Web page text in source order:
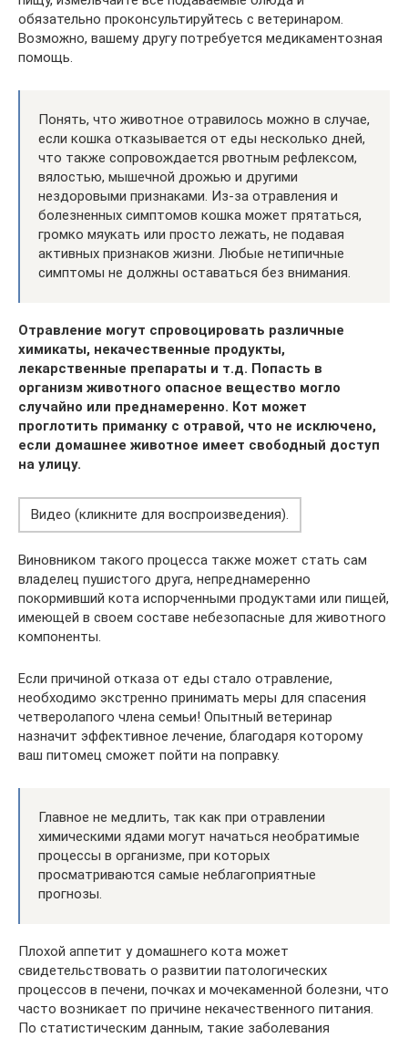
обязательно проконсультируйтесь с ветеринаром.
Возможно, вашему другу потребуется медикаментозная
помощь.
Понять, что животное отравилось можно в случае,
если кошка отказывается от еды несколько дней,
что также сопровождается рвотным рефлексом,
вялостью, мышечной дрожью и другими
нездоровыми признаками. Из-за отравления и
болезненных симптомов кошка может прятаться,
громко мяукать или просто лежать, не подавая
активных признаков жизни. Любые нетипичные
симптомы не должны оставаться без внимания.
Отравление могут спровоцировать различные
химикаты, некачественные продукты,
лекарственные препараты и т.д. Попасть в
организм животного опасное вещество могло
случайно или преднамеренно. Кот может
проглотить приманку с отравой, что не исключено,
если домашнее животное имеет свободный доступ
на улицу.
Видео (кликните для воспроизведения).
Виновником такого процесса также может стать сам
владелец пушистого друга, непреднамеренно
покормивший кота испорченными продуктами или пищей,
имеющей в своем составе небезопасные для животного
компоненты.
Если причиной отказа от еды стало отравление,
необходимо экстренно принимать меры для спасения
четверолапого члена семьи! Опытный ветеринар
назначит эффективное лечение, благодаря которому
ваш питомец сможет пойти на поправку.
Главное не медлить, так как при отравлении
химическими ядами могут начаться необратимые
процессы в организме, при которых
просматриваются самые неблагоприятные
прогнозы.
Плохой аппетит у домашнего кота может
свидетельствовать о развитии патологических
процессов в печени, почках и мочекаменной болезни, что
часто возникает по причине некачественного питания.
По статистическим данным, такие заболевания